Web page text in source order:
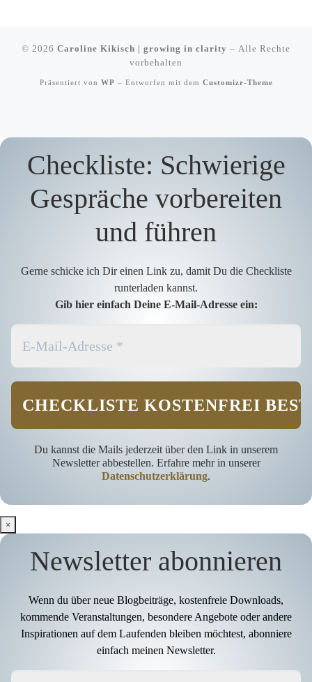
© 2026 Caroline Kikisch | growing in clarity – Alle Rechte
vorbehalten
Präsentiert von WP – Entworfen mit dem Customizr-Theme
Checkliste: Schwierige
Gespräche vorbereiten
und führen
Gerne schicke ich Dir einen Link zu, damit Du die Checkliste
runterladen kannst.
Gib hier einfach Deine E-Mail-Adresse ein:
Du kannst die Mails jederzeit über den Link in unserem
Newsletter abbestellen. Erfahre mehr in unserer
Datenschutzerklärung.
×
Newsletter abonnieren
Wenn du über neue Blogbeiträge, kostenfreie Downloads,
kommende Veranstaltungen, besondere Angebote oder andere
Inspirationen auf dem Laufenden bleiben möchtest, abonniere
einfach meinen Newsletter.